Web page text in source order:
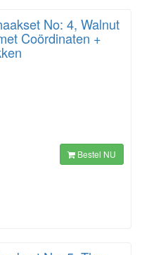
No: 4, Walnut
Coördinaten +
Bestel NU